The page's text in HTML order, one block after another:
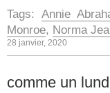
Tags: Annie
Monroe, Norma
28 janvier, 2020
comme un